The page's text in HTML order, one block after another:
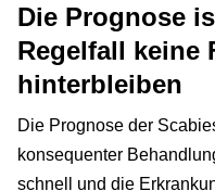
Die Prognose
Regelfall keine
hinterbleiben
Die Prognose der
konsequenter
schnell und die